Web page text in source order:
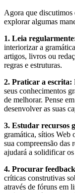
Agora que discutimos
explorar algumas
1. Leia
interiorizar a
artigos, livros ou
regras e estruturas.
2. Praticar a escrita:
seus conhecimentos
de melhorar. Pense
desenvolver as suas
3. Estudar recursos
gramática, sítios Web
sua compreensão das
ajudará a solidificar
4. Procurar
críticas construtivas
através de fóruns em